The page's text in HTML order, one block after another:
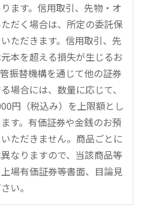
ます。信用取引、先物・オ
だく場合は、所定の委託保
ただきます。信用取引、先
本を超える損失が生じるお
振替機構を通じて他の証券
場合には、数量に応じて、
円（税込み）を上限額とし
す。有価証券や金銭のお預
ただきません。商品ごとに
なりますので、当該商品等
場有価証券等書面、目論見
い。